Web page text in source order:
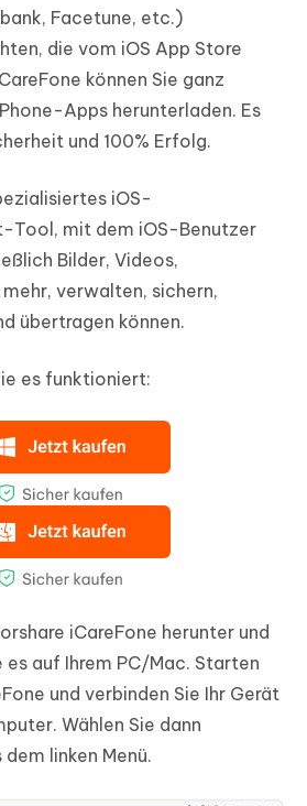
Facetune, etc.)
die vom iOS App Store
können Sie ganz
Apps herunterladen. Es
und 100% Erfolg.
iOS-
Tool, mit dem iOS-Benutzer
Bilder, Videos,
verwalten, sichern,
übertragen können.
es funktioniert:
iCareFone herunter und
es auf Ihrem PC/Mac. Starten
und verbinden Sie Ihr Gerät
Wählen Sie dann
linken Menü.